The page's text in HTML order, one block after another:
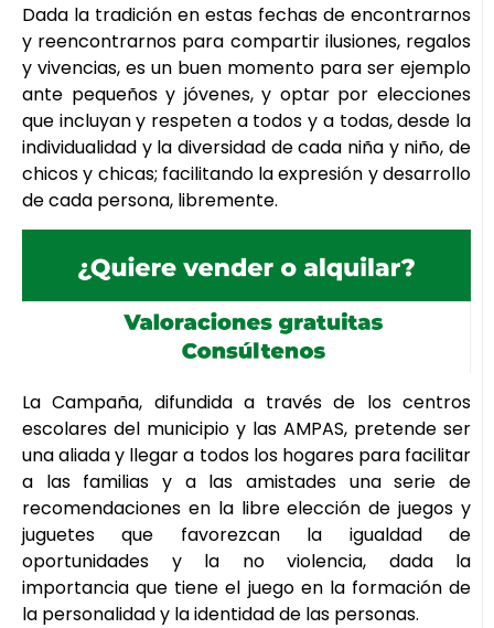
Dada la tradición en estas fechas de encontrarnos
y reencontrarnos para compartir ilusiones, regalos
y vivencias, es un buen momento para ser ejemplo
ante pequeños y jóvenes, y optar por elecciones
que incluyan y respeten a todos y a todas, desde la
individualidad y la diversidad de cada niña y niño, de
chicos y chicas; facilitando la expresión y desarrollo
de cada persona, libremente.
La Campaña, difundida a través de los centros
escolares del municipio y las AMPAS, pretende ser
una aliada y llegar a todos los hogares para facilitar
a las familias y a las amistades una serie de
recomendaciones en la libre elección de juegos y
juguetes que favorezcan la igualdad de
oportunidades y la no violencia, dada la
importancia que tiene el juego en la formación de
la personalidad y la identidad de las personas.